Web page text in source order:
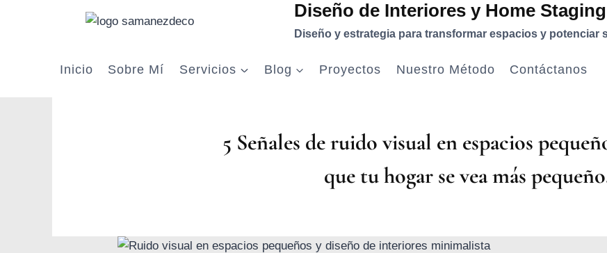
Diseño de Interiores y Home
Diseño y estrategia para transformar espacios y potenciar
Inicio Sobre Mí Servicios Blog Proyectos Nuestro Método Contáctanos
ESPACIAL
5 Señales de ruido visual en espacios
que tu hogar se vea más